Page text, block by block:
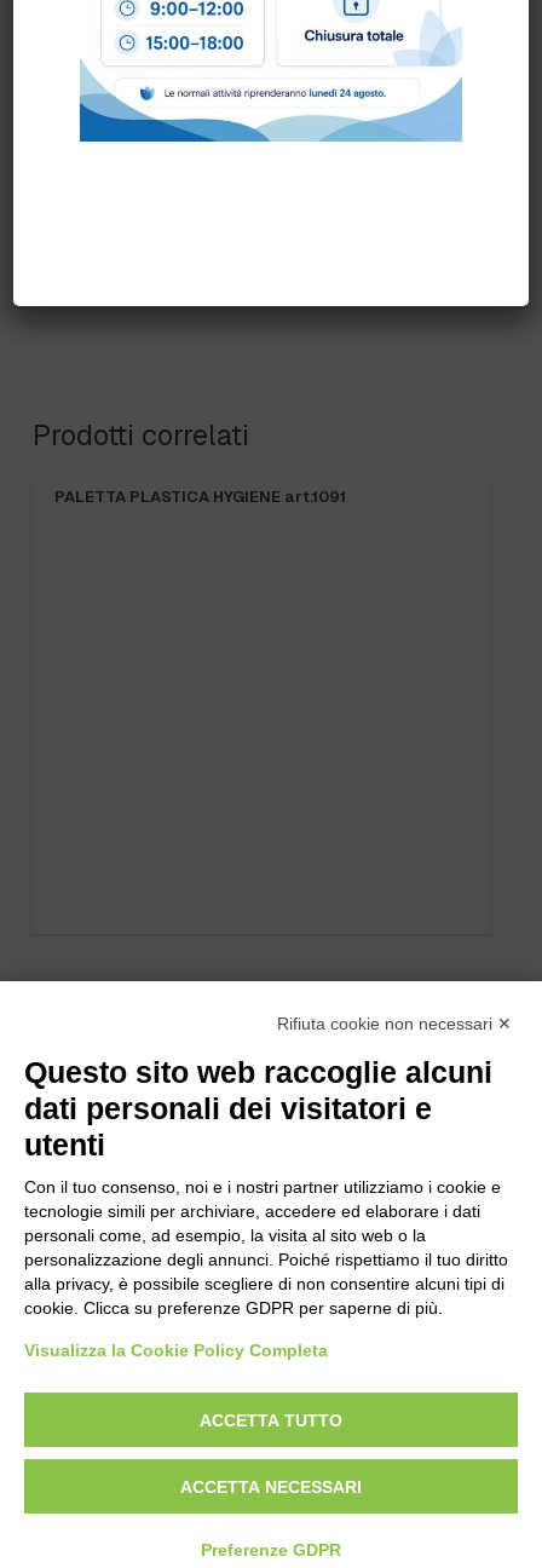
Per ogni informazione siamo a disposizione.
COLORE:BIANCO,BLU,GENERICA GIALLO
NERO,ROSSO,VERDE
Prodotti correlati
PALETTA PLASTICA HYGIENE art.1091
Borgo San Martino 44, 12060 Pocapaglia CN
Fax: 0172-487399
Rifiuta cookie non necessari ✕
Questo sito web raccoglie alcuni
dati personali dei visitatori e
utenti
Con il tuo consenso, noi e i nostri partner utilizziamo i cookie e
tecnologie simili per archiviare, accedere ed elaborare i dati
personali come, ad esempio, la visita al sito web o la
personalizzazione degli annunci. Poiché rispettiamo il tuo diritto
alla privacy, è possibile scegliere di non consentire alcuni tipi di
cookie. Clicca su preferenze GDPR per saperne di più.
Visualizza la Cookie Policy Completa
ACCETTA TUTTO
ACCETTA NECESSARI
Preferenze GDPR